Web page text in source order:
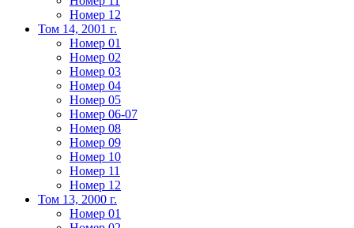
Номер 12
Том 14, 2001 г.
Номер 01
Номер 02
Номер 03
Номер 04
Номер 05
Номер 06-07
Номер 08
Номер 09
Номер 10
Номер 11
Номер 12
Том 13, 2000 г.
Номер 01